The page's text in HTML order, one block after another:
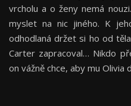
vrcholu a o ženy nemá
myslet na nic jiného. K
odhodlaná držet si ho od
Carter zapracoval… Nikdo
on vážně chce, aby mu Olivia